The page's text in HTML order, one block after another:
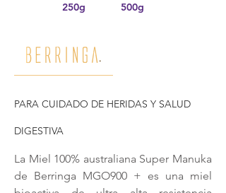
250g 500g
PARA CUIDADO DE HERIDAS Y SALUD
DIGESTIVA
La Miel 100% australiana Super Manuka
de Berringa MGO900 + es una miel